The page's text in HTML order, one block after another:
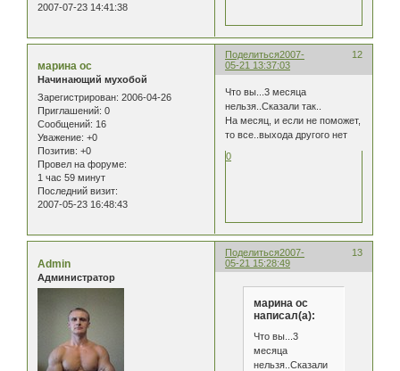
2007-07-23 14:41:38
Поделиться 12
2007-
05-21 13:37:03
марина ос
Начинающий мухобой
Зарегистрирован: 2006-04-26
Приглашений: 0
Сообщений: 16
Уважение: +0
Позитив: +0
Провел на форуме:
1 час 59 минут
Последний визит:
2007-05-23 16:48:43
Что вы...3 месяца
нельзя..Сказали так..
На месяц, и если не поможет,
то все..выхода другого нет
0
Поделиться 13
2007-
05-21 15:28:49
Admin
Администратор
марина ос
написал(а):
Что вы...3
месяца
нельзя..Сказали